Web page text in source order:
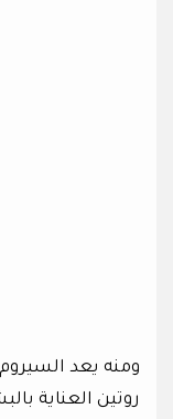
ومنه يعد
روتين العناية